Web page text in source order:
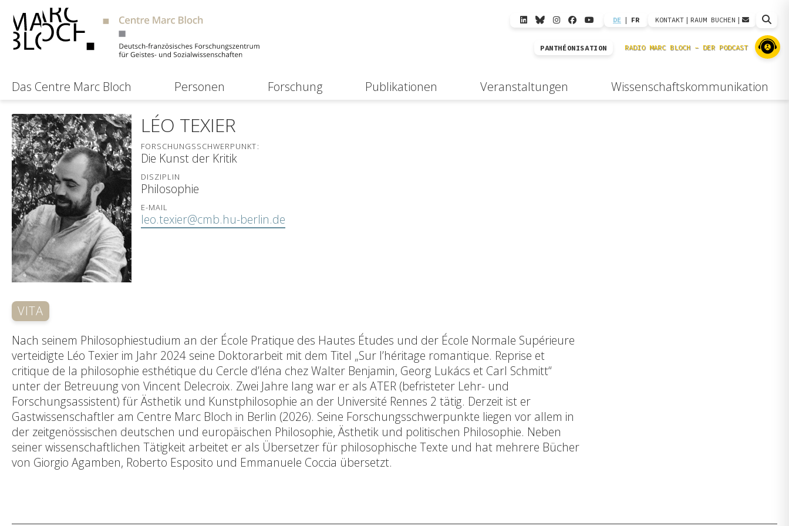
DE | FR KONTAKT | RAUM BUCHEN |
PANTHÉONISATION
Das Centre Marc Bloch Personen Forschung Publikationen Veranstaltungen Wissenschaftskommunikation
LÉO TEXIER
FORSCHUNGSSCHWERPUNKT:
Die Kunst der Kritik
DISZIPLIN
Philosophie
E-MAIL
leo.texier@cmb.hu-berlin.de
VITA
Nach seinem Philosophiestudium an der École Pratique des Hautes Études und der École Normale Supérieure
verteidigte Léo Texier im Jahr 2024 seine Doktorarbeit mit dem Titel „Sur l’héritage romantique. Reprise et
critique de la philosophie esthétique du Cercle d’Iéna chez Walter Benjamin, Georg Lukács et Carl Schmitt“
unter der Betreuung von Vincent Delecroix. Zwei Jahre lang war er als ATER (befristeter Lehr- und
Forschungsassistent) für Ästhetik und Kunstphilosophie an der Université Rennes 2 tätig. Derzeit ist er
Gastwissenschaftler am Centre Marc Bloch in Berlin (2026). Seine Forschungsschwerpunkte liegen vor allem in
der zeitgenössischen deutschen und europäischen Philosophie, Ästhetik und politischen Philosophie. Neben
seiner wissenschaftlichen Tätigkeit arbeitet er als Übersetzer für philosophische Texte und hat mehrere Bücher
von Giorgio Agamben, Roberto Esposito und Emmanuele Coccia übersetzt.